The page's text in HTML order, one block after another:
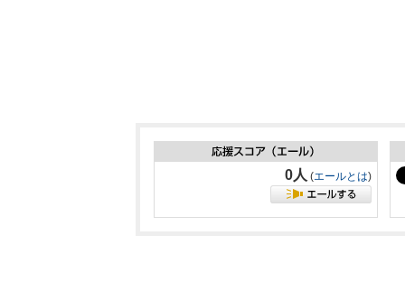
0人 (エールとは)